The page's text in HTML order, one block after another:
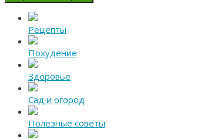
Рецепты
Похудение
Здоровье
Сад и огород
Полезные советы